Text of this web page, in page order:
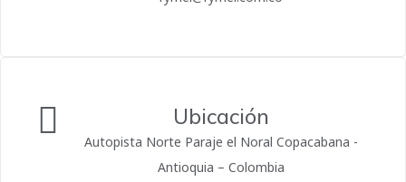
Ubicación
Autopista Norte Paraje el Noral Copacabana -
Antioquia – Colombia